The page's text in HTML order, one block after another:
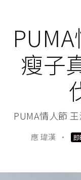
瘦子
PUMA情人節
應 瑋漢 ·